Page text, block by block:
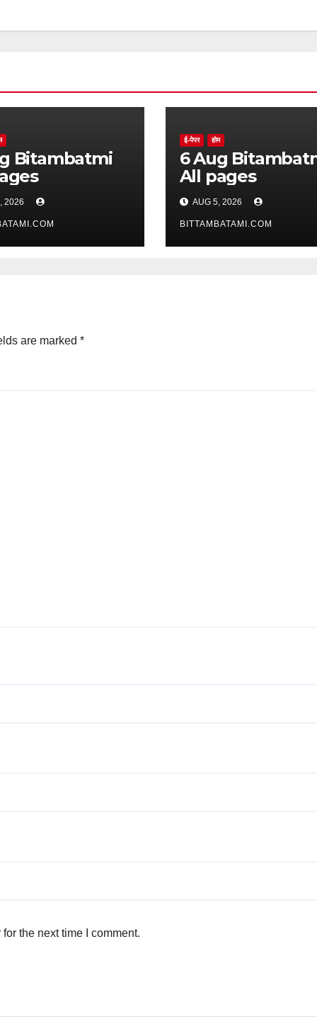
2026
ई-पेपर होम
6 Aug Bitambatmi
All pages
AUG 5, 2026
BITTAMBATAMI.COM
are marked *
the next time I comment.